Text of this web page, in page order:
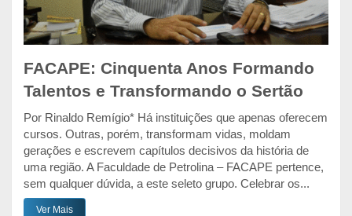
FACAPE: Cinquenta Anos Formando
Talentos e Transformando o Sertão
Por Rinaldo Remígio* Há instituições que apenas oferecem
cursos. Outras, porém, transformam vidas, moldam
gerações e escrevem capítulos decisivos da história de
uma região. A Faculdade de Petrolina – FACAPE pertence,
sem qualquer dúvida, a este seleto grupo. Celebrar os...
Ver Mais